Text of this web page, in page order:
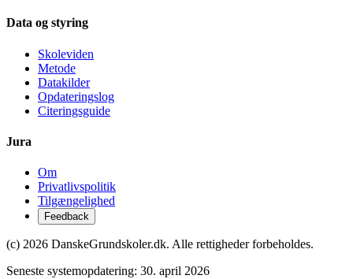
Data og styring
Skoleviden
Metode
Datakilder
Opdateringslog
Citeringsguide
Jura
Om
Privatlivspolitik
Tilgængelighed
Feedback
(c) 2026 DanskeGrundskoler.dk. Alle rettigheder forbeholdes.
Seneste systemopdatering: 30. april 2026